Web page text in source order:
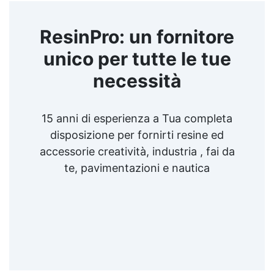
ResinPro: un fornitore
unico per tutte le tue
necessità
15 anni di esperienza a Tua completa
disposizione per fornirti resine ed
accessorie creatività, industria , fai da
te, pavimentazioni e nautica